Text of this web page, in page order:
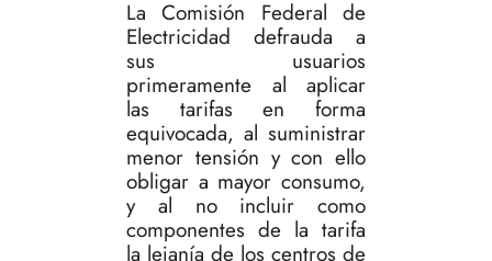
La Comisión Federal de
Electricidad defrauda a
sus usuarios
primeramente al aplicar
las tarifas en forma
equivocada, al suministrar
menor tensión y con ello
obligar a mayor consumo,
y al no incluir como
componentes de la tarifa
la lejanía de los centros de